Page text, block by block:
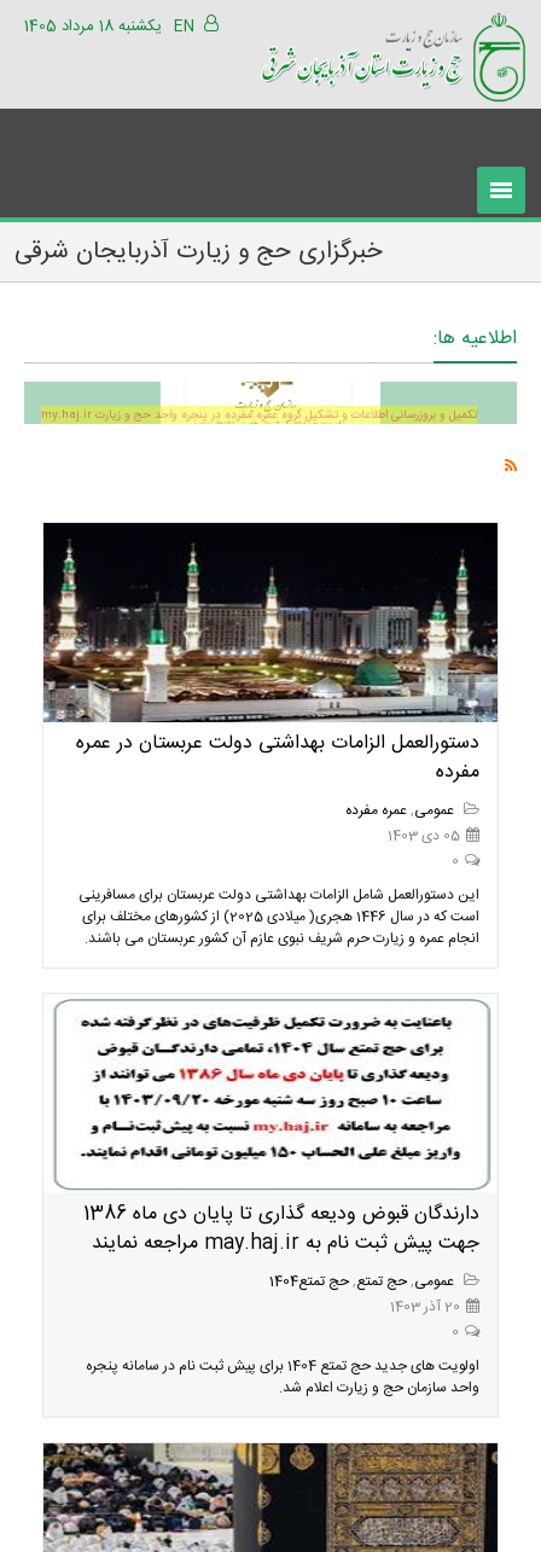
یکشنبه 18 مرداد 1405 EN
خبرگزاری حج و زیارت آذربایجان شرقی
اطلاعیه ها:
تکمیل و بروزرسانی اطلاعات و تشکیل گروه عمره مفرده در پنجره واحد حج و زیارت my.haj.ir
دستورالعمل الزامات بهداشتی دولت عربستان در عمره
مفرده
عمومی,عمره مفرده
05 دی 1403
0
این دستورالعمل شامل الزامات بهداشتی دولت عربستان برای مسافرینی
است که در سال 1446 هجری( میلادی 2025) از کشورهای مختلف برای
انجام عمره و زیارت حرم شریف نبوی عازم آن کشور عربستان می باشند.
دارندگان قبوض ودیعه گذاری تا پایان دی ماه 1386
جهت پیش ثبت نام به may.haj.ir مراجعه نمایند
عمومی,حج تمتع,حج تمتع1404
20 آذر 1403
0
اولویت های جدید حج تمتع 1404 برای پیش ثبت نام در سامانه پنجره
واحد سازمان حج و زیارت اعلام شد.